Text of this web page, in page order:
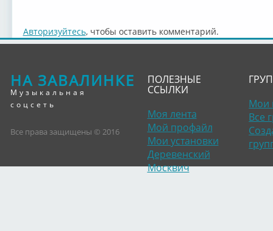
Авторизуйтесь, чтобы оставить комментарий.
НА ЗАВАЛИНКЕ
Музыкальная
соцсеть
Все права защищены © 2016
ПОЛЕЗНЫЕ
ССЫЛКИ
Моя лента
Мой профайл
Мои установки
Деревенский
Москвич
Мои
Все